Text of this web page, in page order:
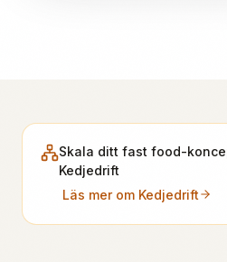
Skala ditt fast food-
Kedjedrift
Läs mer om Kedjedrift